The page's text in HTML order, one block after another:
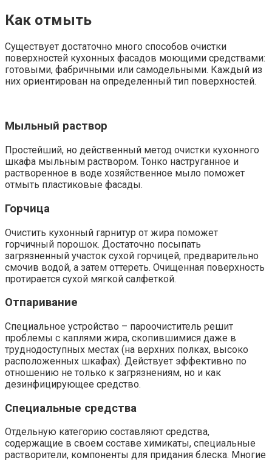
Как отмыть
Существует достаточно много способов очистки
поверхностей кухонных фасадов моющими средствами:
готовыми, фабричными или самодельными. Каждый из
них ориентирован на определенный тип поверхностей.
Мыльный раствор
Простейший, но действенный метод очистки кухонного
шкафа мыльным раствором. Тонко наструганное и
растворенное в воде хозяйственное мыло поможет
отмыть пластиковые фасады.
Горчица
Очистить кухонный гарнитур от жира поможет
горчичный порошок. Достаточно посыпать
загрязненный участок сухой горчицей, предварительно
смочив водой, а затем оттереть. Очищенная поверхность
протирается сухой мягкой салфеткой.
Отпаривание
Специальное устройство – пароочиститель решит
проблемы с каплями жира, скопившимися даже в
труднодоступных местах (на верхних полках, высоко
расположенных шкафах). Действует эффективно по
отношению не только к загрязнениям, но и как
дезинфицирующее средство.
Специальные средства
Отдельную категорию составляют средства,
содержащие в своем составе химикаты, специальные
растворители, компоненты для придания блеска. Многие